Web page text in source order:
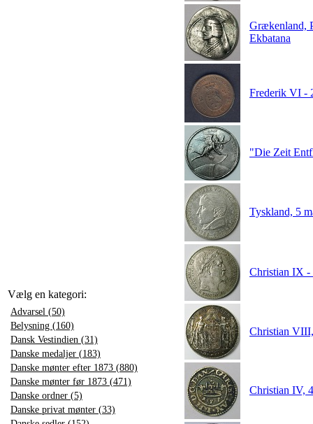
Vælg en kategori:
Advarsel (50)
Belysning (160)
Dansk Vestindien (31)
Danske medaljer (183)
Danske mønter efter 1873 (880)
Danske mønter før 1873 (471)
Danske ordner (5)
Danske privat mønter (33)
Grækenland,
Ekbatana
Frederik VI -
"Die Zeit
Tyskland, 5
Christian IX -
Christian
Christian IV,